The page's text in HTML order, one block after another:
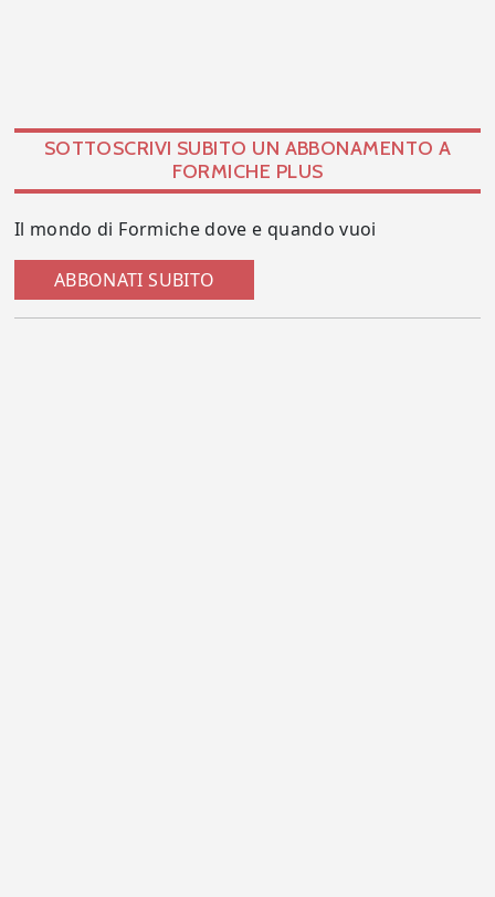
SOTTOSCRIVI SUBITO UN ABBONAMENTO A
FORMICHE PLUS
Il mondo di Formiche dove e quando vuoi
ABBONATI SUBITO